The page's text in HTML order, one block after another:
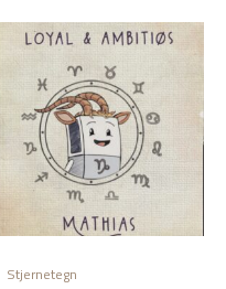
Stjernetegn